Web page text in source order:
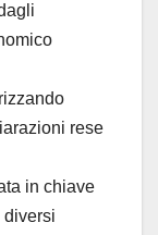
rese
in chiave
diversi